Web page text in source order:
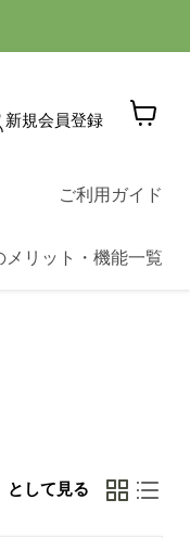
新規会員登録
を
ご利用ガイド
メリット・機能一覧
として見る